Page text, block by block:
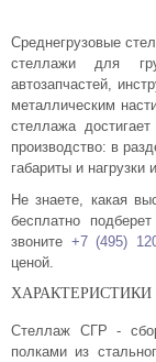
Среднегрузовые
стеллажи для
автозапчастей,
металлическим
стеллажа
производство: в
габариты и нагрузки
Не знаете, какая
бесплатно
звоните +7 (495)
ценой.
Стеллаж СГР -
полками из